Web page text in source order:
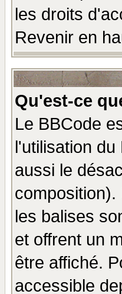
les droits
Revenir en
Qu'est-ce
Le BBCode
l'utilisation
aussi le
composition).
les balises
et offrent un
être affiché.
accessible